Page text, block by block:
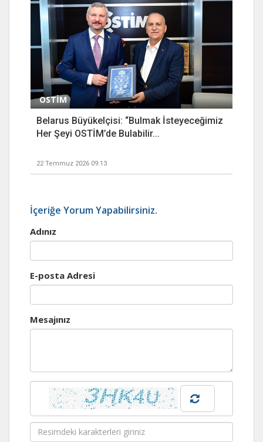
OSTİM
Belarus Büyükelçisi: “Bulmak İsteyeceğimiz
Her Şeyi OSTİM’de Bulabilir...
22 Temmuz 2026 09:13
İçeriğe Yorum Yapabilirsiniz.
Adınız
E-posta Adresi
Mesajınız